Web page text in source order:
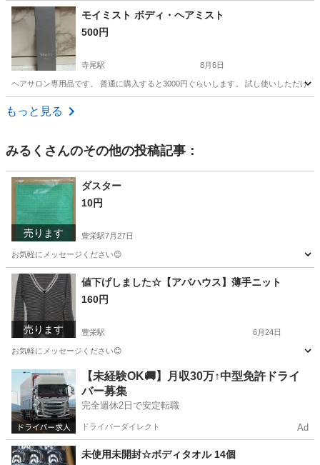
新潟 燕市 ネイル
モイミスト ボディ・ヘアミスト
500円
寺尾駅 8月6日
ヘアサロン専用品です。 普通に購入すると3000円ぐらいします。 試し使いしただけ
新潟 新潟市
もっと見る
みるく さんのその他の投稿記事：
売ります
ダスター
10円
豊栄駅7月27日
お気軽にメッセージください😊
新潟 新潟市 豊栄駅 掃除用具
売ります
値下げしました☆【アバハウス】薄手ニット
160円
豊栄駅 6月24日
お気軽にメッセージください😊
新潟 新潟市 豊栄駅 セーター
【未経験OK🚚】月収30万↑中型免許ドライ
バー募集
完全週休2日で安定転職
ドライバーダイレクト Ad
未使用未開封☆ボディタオル 14個